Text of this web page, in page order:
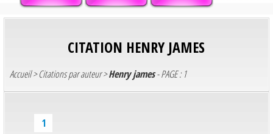
CITATION HENRY JAMES
Accueil>Citations par auteur>Henry james- PAGE : 1
1